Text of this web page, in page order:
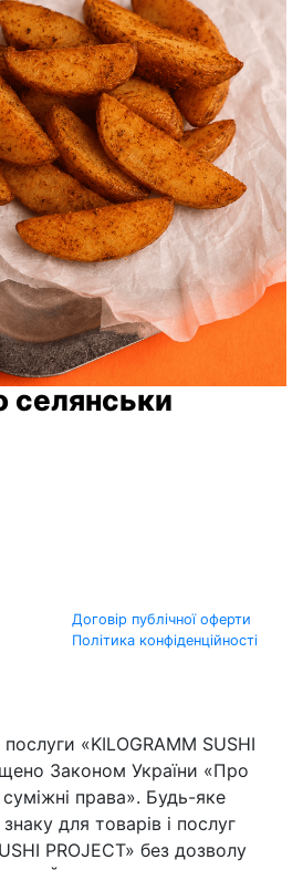
селянськи
Договір публічної оферти
Політика конфіденційності
«KILOGRAMM SUSHI
Законом України «Про
права». Будь-яке
для товарів і послуг
PROJECT» без дозволу